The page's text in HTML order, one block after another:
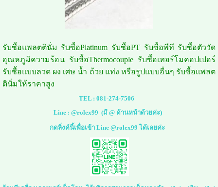
รับซื้อแพลตตินั่ม รับซื้อPlatinum รับซื้อPT รับซื้อพีที รับซื้อตัววัด
อุณหภูมิความร้อน รับซื้อThermocouple รับซื้อเทอร์โมคอปเปอร์
รับซื้อแบบลวด ผง เศษ น้ำ ถ้วย แท่ง หรือรูปแบบอื่นๆ รับซื้อแพลต
ตินั่มให้ราคาสูง
TEL : 081-274-7506
Line :@rolex99 (มี @ ด้านหน้าด้วยค่ะ)
กดลิ่งค์นี้เพื่อเข้า Line @rolex99 ได้เลยค่ะ